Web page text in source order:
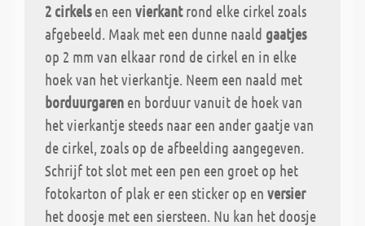
2 cirkelsen een vierkantrond elke cirkel zoals
afgebeeld. Maak met een dunne naald gaatjes
op 2 mm van elkaar rond de cirkel en in elke
hoek van het vierkantje. Neem een naald met
borduurgaren en borduur vanuit de hoek van
het vierkantje steeds naar een ander gaatje van
de cirkel, zoals op de afbeelding aangegeven.
Schrijf tot slot met een pen een groet op het
fotokarton of plak er een sticker op en versier
het doosje met een siersteen. Nu kan het doosje